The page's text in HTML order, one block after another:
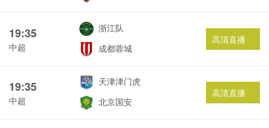
19:35
中超
浙江队
成都蓉城
高清直播
19:35
中超
天津津门虎
北京国安
高清直播